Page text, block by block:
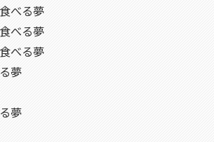
べる夢
べる夢
べる夢
夢
夢